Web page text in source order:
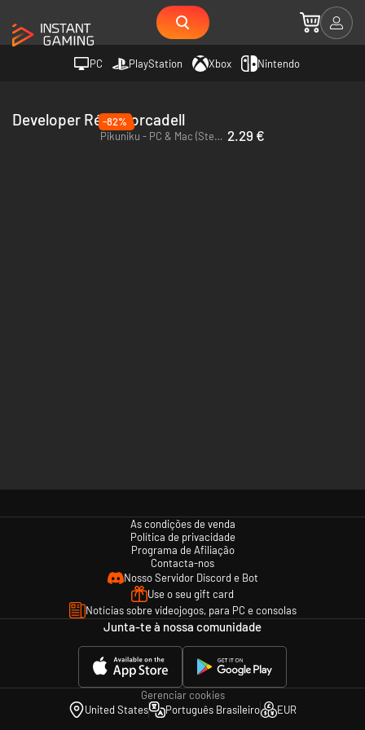
PC PlayStation Xbox Nintendo
Developer Rémi Forcadell
-82%
Pikuniku - PC & Mac (Steam) 2.29 €
As condições de venda
Política de privacidade
Programa de Afiliação
Contacta-nos
Nosso Servidor Discord e Bot
Use o seu gift card
Notícias sobre videojogos, para PC e consolas
Junta-te à nossa comunidade
Gerenciar cookies
United States
Português Brasileiro EUR